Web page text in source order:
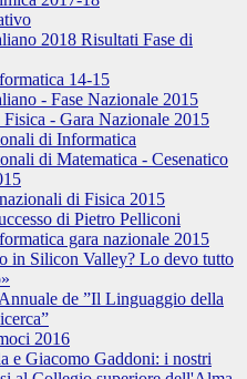
2018 Risultati Fase di
14-15
- Fase Nazionale 2015
- Gara Nazionale 2015
di Informatica
di Matematica - Cesenatico
di Fisica 2015
di Pietro Pelliconi
gara nazionale 2015
in Silicon Valley? Lo devo tutto
de ”Il Linguaggio della
2016
e Giacomo Gaddoni: i nostri